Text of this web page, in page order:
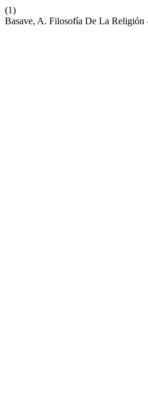
(1)
Basave, A. Filosofía De La Religión